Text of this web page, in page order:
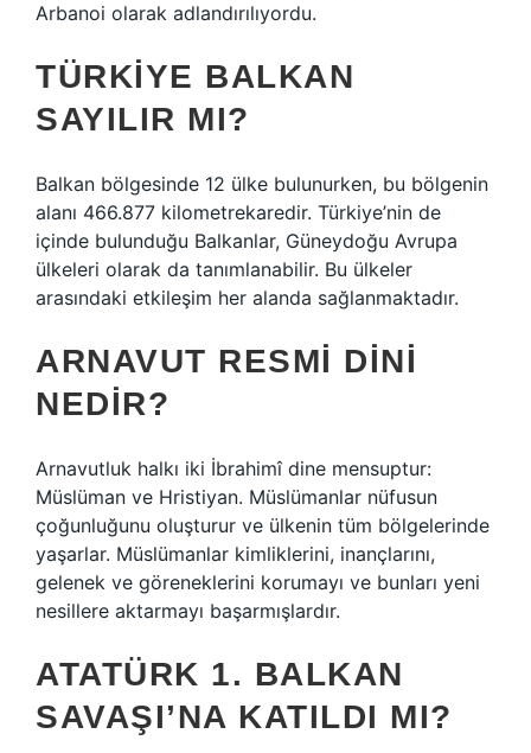
Arbanoi olarak adlandırılıyordu.
TÜRKIYE BALKAN
SAYILIR MI?
Balkan bölgesinde 12 ülke bulunurken, bu bölgenin
alanı 466.877 kilometrekaredir. Türkiye’nin de
içinde bulunduğu Balkanlar, Güneydoğu Avrupa
ülkeleri olarak da tanımlanabilir. Bu ülkeler
arasındaki etkileşim her alanda sağlanmaktadır.
ARNAVUT RESMI DINI
NEDIR?
Arnavutluk halkı iki İbrahimî dine mensuptur:
Müslüman ve Hristiyan. Müslümanlar nüfusun
çoğunluğunu oluşturur ve ülkenin tüm bölgelerinde
yaşarlar. Müslümanlar kimliklerini, inançlarını,
gelenek ve göreneklerini korumayı ve bunları yeni
nesillere aktarmayı başarmışlardır.
ATATÜRK 1. BALKAN
SAVAŞI’NA KATILDI MI?